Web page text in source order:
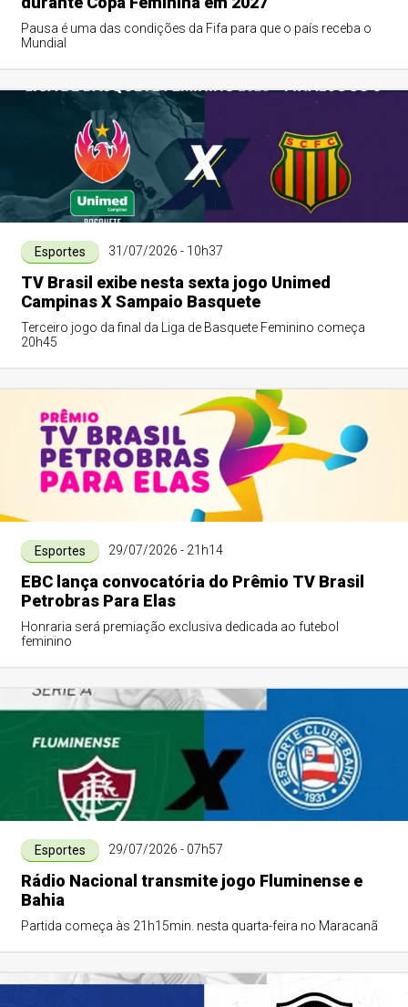
Pausa é uma das condições da Fifa para que o país receba o
Mundial
Esportes 31/07/2026 - 10h37
TV Brasil exibe nesta sexta jogo Unimed
Campinas X Sampaio Basquete
Terceiro jogo da final da Liga de Basquete Feminino começa
20h45
Esportes 29/07/2026 - 21h14
EBC lança convocatória do Prêmio TV Brasil
Petrobras Para Elas
Honraria será premiação exclusiva dedicada ao futebol
feminino
Esportes 29/07/2026 - 07h57
Rádio Nacional transmite jogo Fluminense e
Bahia
Partida começa às 21h15min. nesta quarta-feira no Maracanã